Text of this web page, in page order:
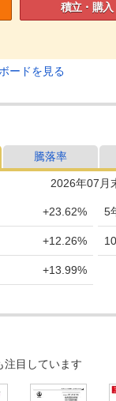
積立・購入
ードを見る
騰落率
2026年07月
+23.62%
+12.26%
+13.99%
5
注目しています